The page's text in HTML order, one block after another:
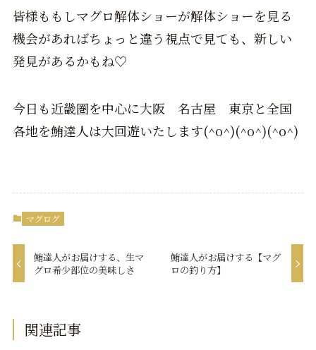
皆様ももしマグロ解体ショーが解体ショーを見る
機会があればちょっと違う視点で見ても、新しい
発見があるかもね♡
今日も近畿圏を中心に大阪 名古屋 東京と全国
各地を鮪達人は大回遊いたします(^o^)(^o^)(^o^)
マグログ
鮪達人がお届けする、生マ
グロ希少部位の美味しさ
鮪達人がお届けする【マグ
ロの釣り方】
関連記事